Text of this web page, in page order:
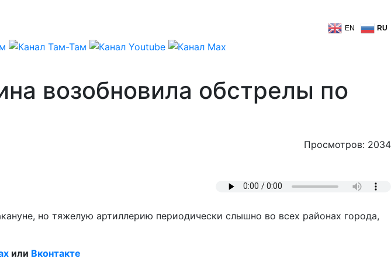
EN RU
возобновила обстрелы по
Просмотров: 2034
но тяжелую артиллерию периодически слышно во всех районах города,
или Вконтакте